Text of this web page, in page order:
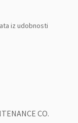
iz udobnosti
CO.